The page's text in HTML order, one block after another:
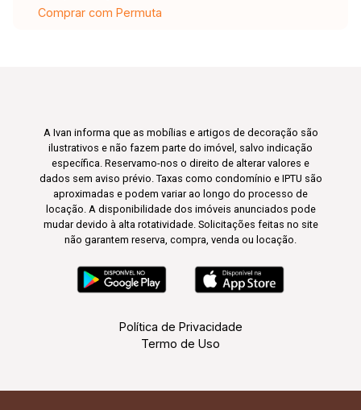
Comprar com Permuta
A Ivan informa que as mobílias e artigos de decoração são
ilustrativos e não fazem parte do imóvel, salvo indicação
específica. Reservamo-nos o direito de alterar valores e
dados sem aviso prévio. Taxas como condomínio e IPTU são
aproximadas e podem variar ao longo do processo de
locação. A disponibilidade dos imóveis anunciados pode
mudar devido à alta rotatividade. Solicitações feitas no site
não garantem reserva, compra, venda ou locação.
Política de Privacidade
Termo de Uso